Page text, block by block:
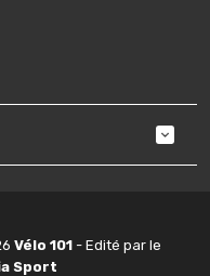
Vélo 101 - Edité par le
Sport